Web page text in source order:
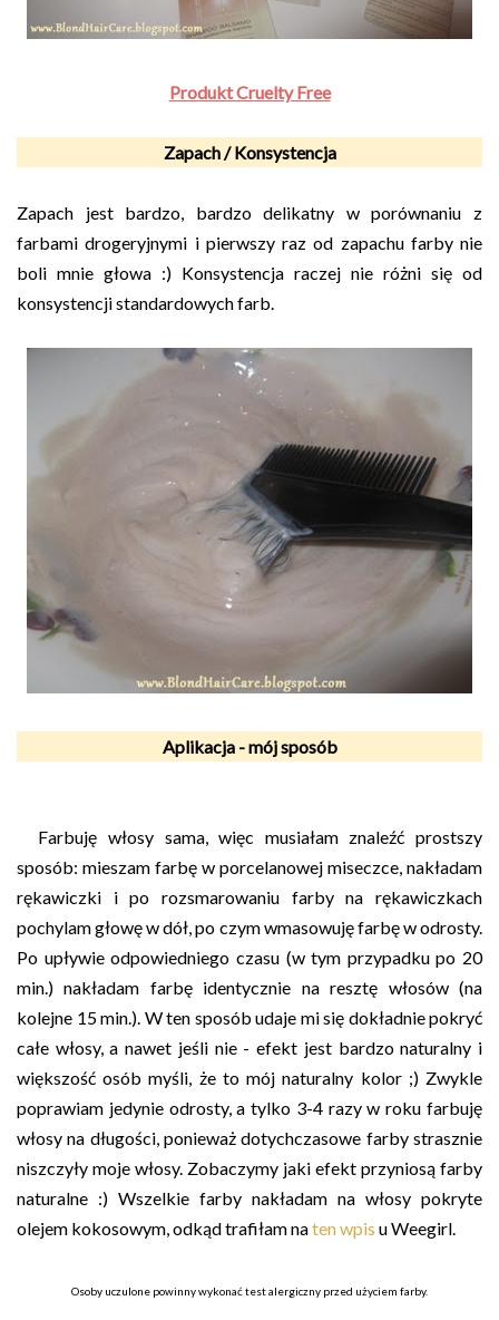
Produkt Cruelty Free
Zapach / Konsystencja
Zapach jest bardzo, bardzo delikatny w porównaniu z
farbami drogeryjnymi i pierwszy raz od zapachu farby nie
boli mnie głowa :) Konsystencja raczej nie różni się od
konsystencji standardowych farb.
Aplikacja - mój sposób
Farbuję włosy sama, więc musiałam znaleźć prostszy
sposób: mieszam farbę w porcelanowej miseczce, nakładam
rękawiczki i po rozsmarowaniu farby na rękawiczkach
pochylam głowę w dół, po czym wmasowuję farbę w odrosty.
Po upływie odpowiedniego czasu (w tym przypadku po 20
min.) nakładam farbę identycznie na resztę włosów (na
kolejne 15 min.). W ten sposób udaje mi się dokładnie pokryć
całe włosy, a nawet jeśli nie - efekt jest bardzo naturalny i
większość osób myśli, że to mój naturalny kolor ;) Zwykle
poprawiam jedynie odrosty, a tylko 3-4 razy w roku farbuję
włosy na długości, ponieważ dotychczasowe farby strasznie
niszczyły moje włosy. Zobaczymy jaki efekt przyniosą farby
naturalne :) Wszelkie farby nakładam na włosy pokryte
olejem kokosowym, odkąd trafiłam naten wpis u Weegirl.
Osoby uczulone powinny wykonać test alergiczny przed użyciem farby.